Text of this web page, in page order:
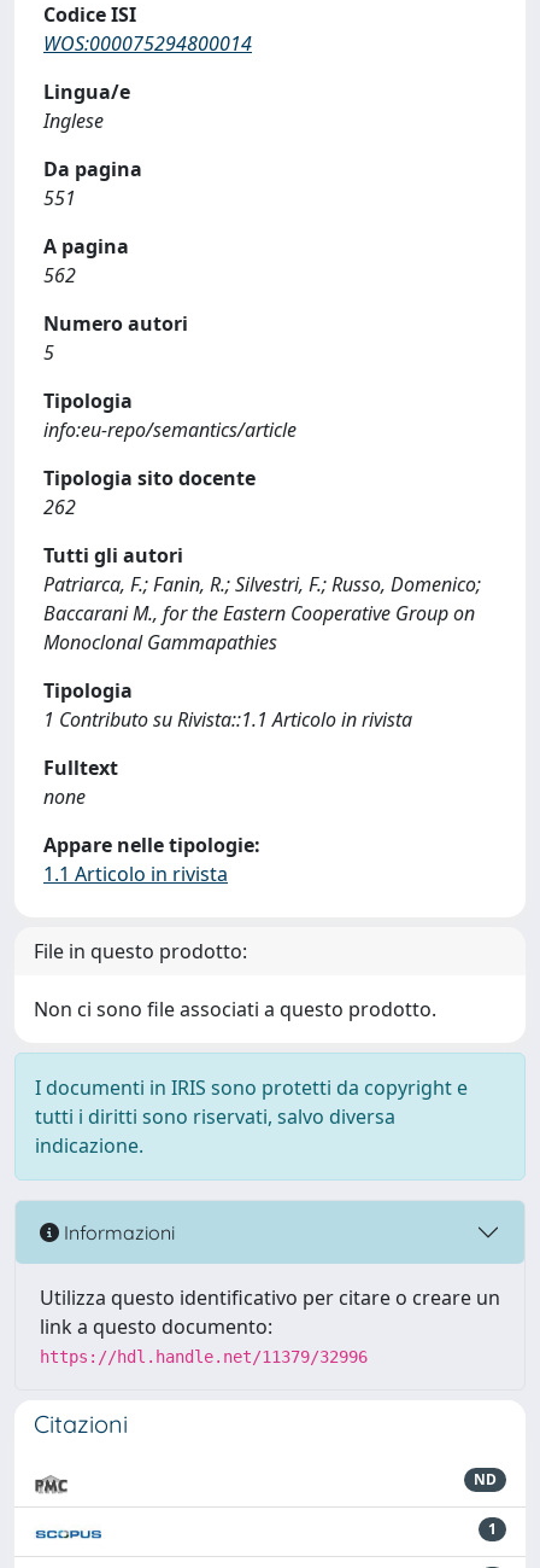
Codice ISI
WOS:000075294800014
Lingua/e
Inglese
Da pagina
551
A pagina
562
Numero autori
5
Tipologia
info:eu-repo/semantics/article
Tipologia sito docente
262
Tutti gli autori
Patriarca, F.; Fanin, R.; Silvestri, F.; Russo, Domenico;
Baccarani M., for the Eastern Cooperative Group on
Monoclonal Gammapathies
Tipologia
1 Contributo su Rivista::1.1 Articolo in rivista
Fulltext
none
Appare nelle tipologie:
1.1 Articolo in rivista
File in questo prodotto:
Non ci sono file associati a questo prodotto.
I documenti in IRIS sono protetti da copyright e
tutti i diritti sono riservati, salvo diversa
indicazione.
Informazioni
Utilizza questo identificativo per citare o creare un
link a questo documento:
https://hdl.handle.net/11379/32996
Citazioni
ND
1